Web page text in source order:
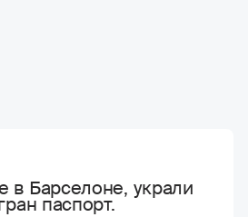
в Барселоне, украли
паспорт.